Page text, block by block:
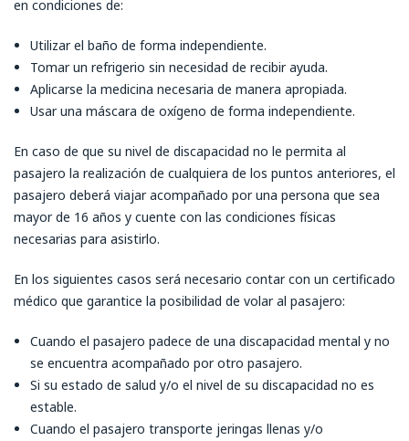
en condiciones de:
Utilizar el baño de forma independiente.
Tomar un refrigerio sin necesidad de recibir ayuda.
Aplicarse la medicina necesaria de manera apropiada.
Usar una máscara de oxígeno de forma independiente.
En caso de que su nivel de discapacidad no le permita al
pasajero la realización de cualquiera de los puntos anteriores, el
pasajero deberá viajar acompañado por una persona que sea
mayor de 16 años y cuente con las condiciones físicas
necesarias para asistirlo.
En los siguientes casos será necesario contar con un certificado
médico que garantice la posibilidad de volar al pasajero:
Cuando el pasajero padece de una discapacidad mental y no
se encuentra acompañado por otro pasajero.
Si su estado de salud y/o el nivel de su discapacidad no es
estable.
Cuando el pasajero transporte jeringas llenas y/o